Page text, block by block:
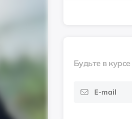
Будьте в курсе